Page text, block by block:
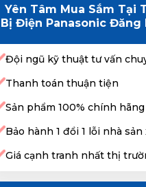
Yên Tâm Mua Sắm Tại
Bị Điện Panasonic Đăng
Đội ngũ kỹ thuật tư vấn
Thanh toán thuận tiện
Sản phẩm 100% chính hãng
Bảo hành 1 đổi 1 lỗi nhà sản
Giá cạnh tranh nhất thị